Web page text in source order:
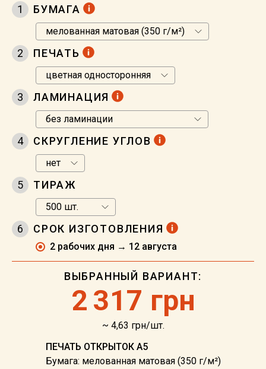
1 БУМАГА
2 ПЕЧАТЬ
3 ЛАМИНАЦИЯ
4 СКРУГЛЕНИЕ УГЛОВ
5 ТИРАЖ
6 СРОК ИЗГОТОВЛЕНИЯ
2 рабочих дня → 12 августа
ВЫБРАННЫЙ ВАРИАНТ:
2 317 грн
~ 4,63 грн/шт.
ПЕЧАТЬ ОТКРЫТОК А5
Бумага: мелованная матовая (350 г/м²)